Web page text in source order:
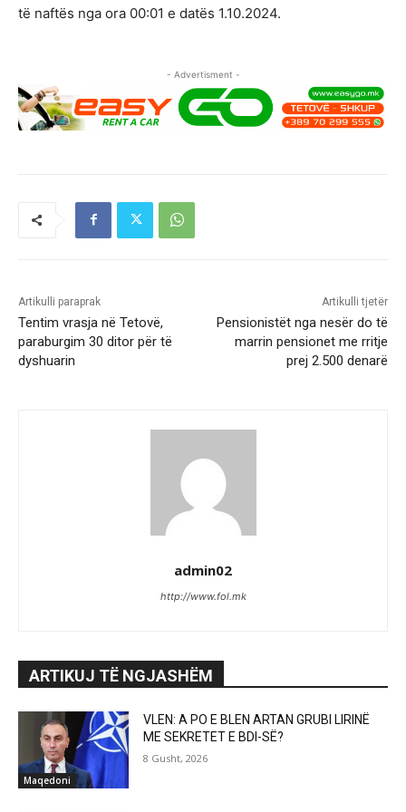
të naftës nga ora 00:01 e datës 1.10.2024.
- Advertisment -
Artikulli paraprak
Tentim vrasja në Tetovë,
paraburgim 30 ditor për të
dyshuarin
Artikulli tjetër
Pensionistët nga nesër do të
marrin pensionet me rritje
prej 2.500 denarë
admin02
http://www.fol.mk
ARTIKUJ TË NGJASHËM
Maqedoni
VLEN: A PO E BLEN ARTAN GRUBI LIRINË
ME SEKRETET E BDI-SË?
8 Gusht, 2026